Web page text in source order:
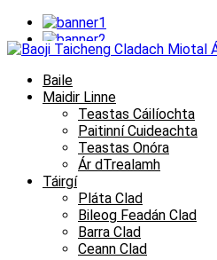
Baile
Maidir Linne
Teastas Cáilíochta
Paitinní Cuideachta
Teastas Onóra
Ár dTrealamh
Táirgí
Pláta Clad
Bileog Feadán Clad
Barra Clad
Ceann Clad
COMHAIRLE CUIDEACHTA
Tá foireann R&D den scoth ag
caighdeán nua ar ardchaighdeán